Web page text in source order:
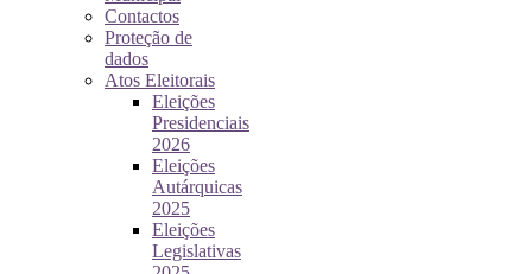
Contactos
Proteção de
dados
Atos Eleitorais
Eleições
Presidenciais
2026
Eleições
Autárquicas
2025
Eleições
Legislativas